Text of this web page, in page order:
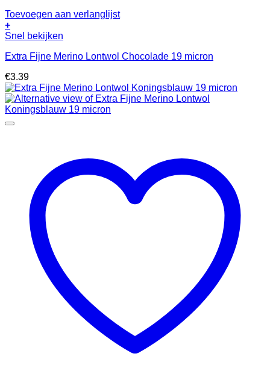
Toevoegen aan verlanglijst
+
Snel bekijken
Extra Fijne Merino Lontwol Chocolade 19 micron
€3.39